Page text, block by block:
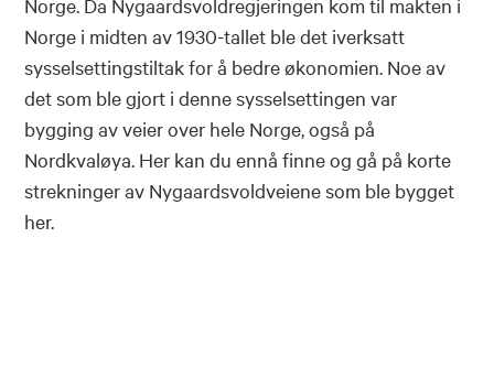
Norge i midten av 1930-tallet ble det iverksatt
sysselsettingstiltak for å bedre økonomien. Noe av
det som ble gjort i denne sysselsettingen var
bygging av veier over hele Norge, også på
Nordkvaløya. Her kan du ennå finne og gå på korte
strekninger av Nygaardsvoldveiene som ble bygget
her.